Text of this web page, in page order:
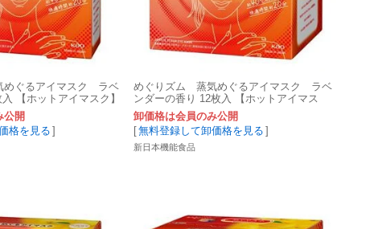
ぐるアイマスク ラベ
【ホットアイマスク】
公開
格を見る]
めぐりズム 蒸気めぐるアイマスク ラベ
ンダーの香り 12枚入 【ホットアイマス
ク】
卸価格は会員のみ公開
[無料登録して卸価格を見る ]
新日本機能食品